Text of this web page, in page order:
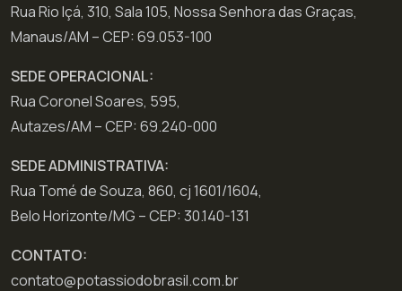
Rua Rio Içá, 310, Sala 105, Nossa Senhora das Graças,
Manaus/AM – CEP: 69.053-100
SEDE OPERACIONAL:
Rua Coronel Soares, 595,
Autazes/AM – CEP: 69.240-000
SEDE ADMINISTRATIVA:
Rua Tomé de Souza, 860, cj 1601/1604,
Belo Horizonte/MG – CEP: 30.140-131
CONTATO:
contato@potassiodobrasil.com.br